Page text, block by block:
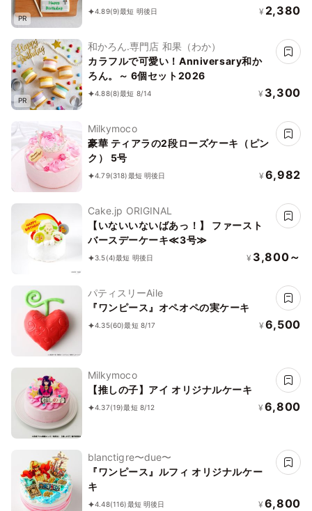
PR
トカー 車 プチギフト ケーキデコレーシ
4.89(9)最短 明後日 ¥ 2,380
PR
和かろん.専門店 和果（わか）
カラフルで可愛い！Anniversary和か
ろん。～ 6個セット2026
4.88(8)最短 8/14 ¥ 3,300
Milkymoco
豪華 ティアラの2段ローズケーキ（ピン
ク） 5号
4.79(318)最短 明後日 ¥ 6,982
Cake.jp ORIGINAL
【いないいないばあっ！】 ファースト
バースデーケーキ≪3号≫
3.5(4)最短 明後日 ¥ 3,800～
パティスリーAile
『ワンピース』オペオペの実ケーキ
4.35(60)最短 8/17 ¥ 6,500
Milkymoco
【推しの子】アイ オリジナルケーキ
4.37(19)最短 8/12 ¥ 6,800
blanctigre〜due〜
『ワンピース』ルフィ オリジナルケー
キ
4.48(116)最短 明後日 ¥ 6,800